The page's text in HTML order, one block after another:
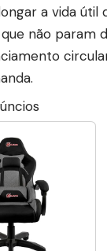
a vida útil
não param